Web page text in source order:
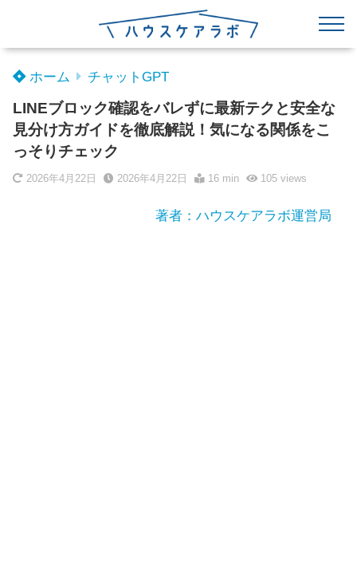
ホーム チャットGPT
LINEブロック確認をバレずに最新テクと安全な
見分け方ガイドを徹底解説！気になる関係をこ
っそりチェック
2026年4月22日 2026年4月22日 16 min 105views
著者：ハウスケアラボ運営局